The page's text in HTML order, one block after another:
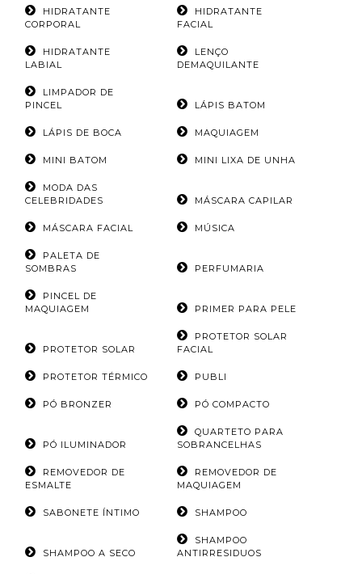
HIDRATANTE
CORPORAL
HIDRATANTE
FACIAL
HIDRATANTE
LABIAL
LENÇO
DEMAQUILANTE
LIMPADOR DE
PINCEL
LÁPIS BATOM
LÁPIS DE BOCA MAQUIAGEM
MINI BATOM MINI LIXA DE UNHA
MODA DAS
CELEBRIDADES
MÁSCARA CAPILAR
MÁSCARA FACIAL MÚSICA
PALETA DE
SOMBRAS
PERFUMARIA
PINCEL DE
MAQUIAGEM
PRIMER PARA PELE
PROTETOR SOLAR
PROTETOR SOLAR
FACIAL
PROTETOR TÉRMICO PUBLI
PÓ BRONZER PÓ COMPACTO
PÓ ILUMINADOR
QUARTETO PARA
SOBRANCELHAS
REMOVEDOR DE
ESMALTE
REMOVEDOR DE
MAQUIAGEM
SABONETE ÍNTIMO SHAMPOO
SHAMPOO A SECO
SHAMPOO
ANTIRRESIDUOS